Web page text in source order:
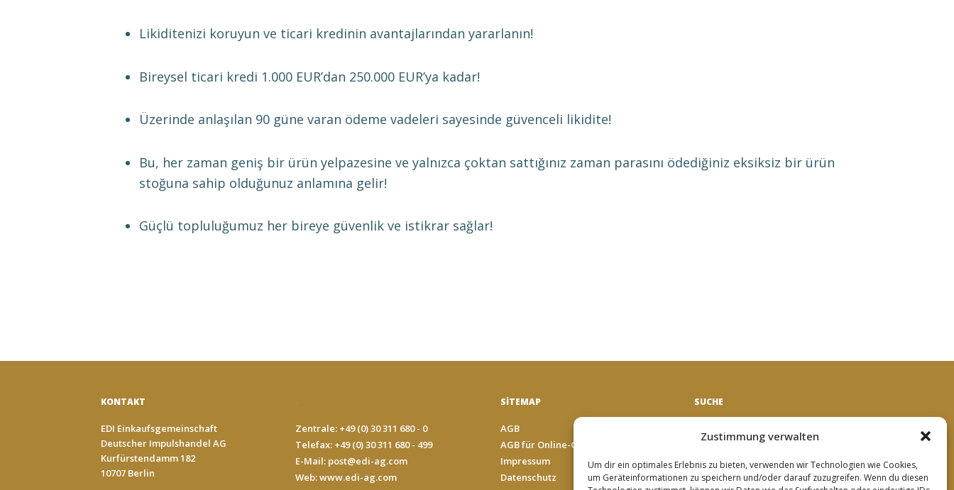
Zustimmung verwalten
Um dir ein optimales Erlebnis zu bieten, verwenden wir Technologien wie Cookies,
um Geräteinformationen zu speichern und/oder darauf zuzugreifen. Wenn du diesen
Likiditenizi koruyun ve ticari kredinin avantajlarından yararlanın!
Bireysel ticari kredi 1.000 EUR’dan 250.000 EUR’ya kadar!
Üzerinde anlaşılan 90 güne varan ödeme vadeleri sayesinde güvenceli likidite!
Bu, her zaman geniş bir ürün yelpazesine ve yalnızca çoktan sattığınız zaman parasını ödediğiniz eksiksiz bir ürün
stoğuna sahip olduğunuz anlamına gelir!
Güçlü topluluğumuz her bireye güvenlik ve istikrar sağlar!
KONTAKT
EDI Einkaufsgemeinschaft
Deutscher Impulshandel AG
Kurfürstendamm 182
10707 Berlin
Zentrale: +49 (0) 30 311 680 - 0
Telefax: +49 (0) 30 311 680 - 499
E-Mail: post@edi-ag.com
Web: www.edi-ag.com
SITEMAP
AGB
AGB für Online-Geschäfte
Impressum
Datenschutz
SUCHE